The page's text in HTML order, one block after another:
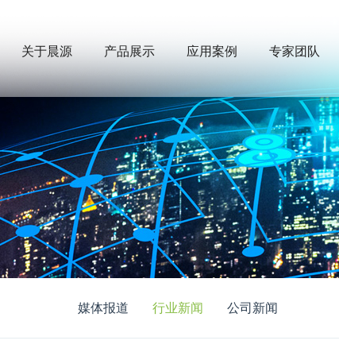
关于晨源 产品展示 应用案例 专家团队
媒体报道 行业新闻 公司新闻